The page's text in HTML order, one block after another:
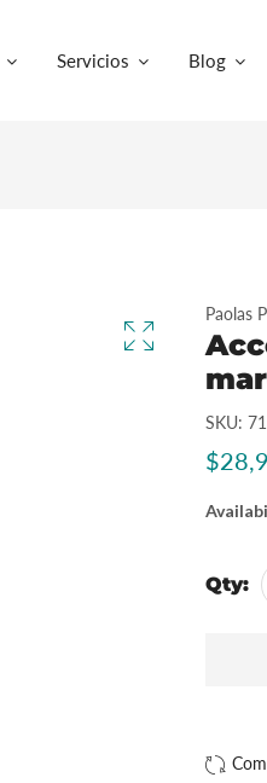
Servicios Blog
Paolas
SKU:
Qty: